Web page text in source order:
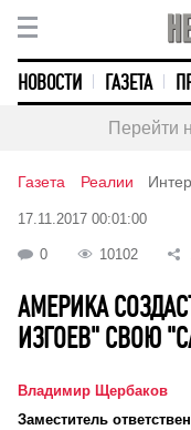
НОВОСТИ ГАЗЕТА
Перейти
Газета Реалии
17.11.2017 00:01:00
0 10102
АМЕРИКА
ИЗГОЕВ" СВОЮ
Владимир Щербаков
Заместитель